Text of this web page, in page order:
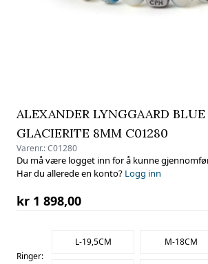
ALEXANDER LYNGGAARD
GLACIERITE 8MM C01280
Varenr.:C01280
Du må være logget inn for å kunne
Har du allerede en konto? Logg inn
kr 1 898,00
Ringer:
L-19,5CM M-18CM